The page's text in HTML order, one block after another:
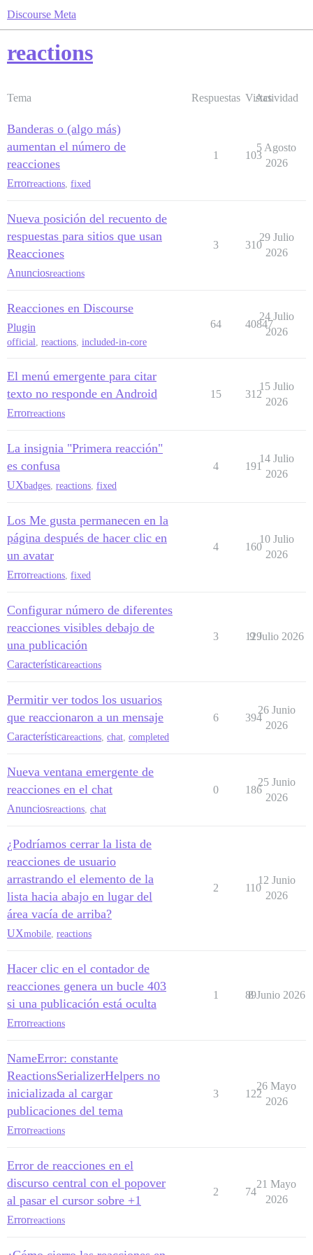
Discourse Meta
reactions
Tema Respuestas Vistas
Actividad
Banderas o (algo más)
aumentan el número de
reacciones
Errorreactions fixed
1 103
5 Agosto
2026
Nueva posición del recuento de
respuestas para sitios que usan
Reacciones
Anunciosreactions
3 310
29 Julio
2026
Reacciones en Discourse
Plugin
official, reactions, included-in-core
64 40847
24 Julio
2026
El menú emergente para citar
texto no responde en Android
Errorreactions
15 312
15 Julio
2026
La insignia "Primera reacción"
es confusa
UXbadges reactions fixed
4 191
14 Julio
2026
Los Me gusta permanecen en la
página después de hacer clic en
un avatar
Errorreactions fixed
4 160
10 Julio
2026
Configurar número de diferentes
reacciones visibles debajo de
una publicación
Característicareactions
3 129
9 Julio 2026
Permitir ver todos los usuarios
que reaccionaron a un mensaje
Característicareactions chat completed
6 394
26 Junio
2026
Nueva ventana emergente de
reacciones en el chat
Anunciosreactions chat
0 186
25 Junio
2026
¿Podríamos cerrar la lista de
reacciones de usuario
arrastrando el elemento de la
lista hacia abajo en lugar del
área vacía de arriba?
UXmobile reactions
2 110
12 Junio
2026
Hacer clic en el contador de
reacciones genera un bucle 403
si una publicación está oculta
Errorreactions
1 89
8 Junio 2026
NameError: constante
ReactionsSerializerHelpers no
inicializada al cargar
publicaciones del tema
Errorreactions
3 122
26 Mayo
2026
Error de reacciones en el
discurso central con el popover
al pasar el cursor sobre +1
Errorreactions
2 74
21 Mayo
2026